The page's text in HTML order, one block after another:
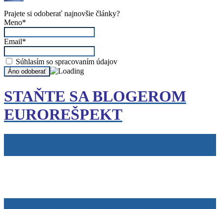
Prajete si odoberať najnovšie články?
Meno*
Email*
Súhlasím so spracovaním údajov
STAŇTE SA BLOGEROM
EUROREŠPEKT